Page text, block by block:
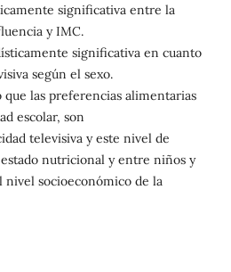
significativa entre la
y IMC.
significativa en cuanto
según el sexo.
que las preferencias alimentarias
escolar, son
televisiva y este nivel de
nutricional y entre niños y
nivel socioeconómico de la